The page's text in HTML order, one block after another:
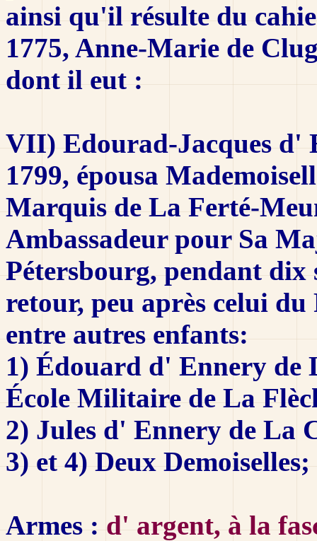
ainsi qu'il résulte du
1775, Anne-Marie de
dont il eut :
VII) Edourad-Jacques d'
1799, épousa
Marquis de La Ferté-
Ambassadeur pour Sa
Pétersbourg, pendant dix
retour, peu après celui
entre autres enfants:
1) Édouard d' Ennery de
École Militaire de La
2) Jules d' Ennery de La
3) et 4) Deux Demoiselles;
Armes : d' argent, à la